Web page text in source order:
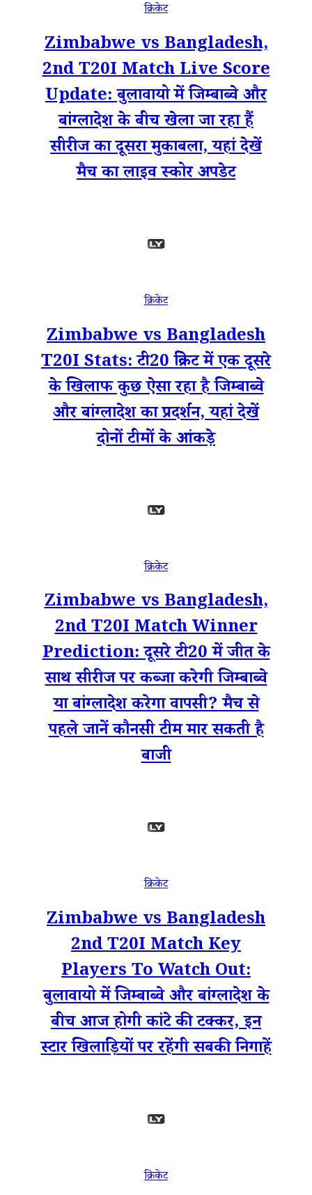
क्रिकेट
Zimbabwe vs Bangladesh,
2nd T20I Match Live Score
Update: बुलावायो में जिम्बाब्वे और
बांग्लादेश के बीच खेला जा रहा हैं
सीरीज का दूसरा मुकाबला, यहां देखें
मैच का लाइव स्कोर अपडेट
क्रिकेट
Zimbabwe vs Bangladesh
T20I Stats: टी20 क्रिकेट में एक दूसरे
के खिलाफ कुछ ऐसा रहा है जिम्बाब्वे
और बांग्लादेश का प्रदर्शन, यहां देखें
दोनों टीमों के आंकड़े
क्रिकेट
Zimbabwe vs Bangladesh,
2nd T20I Match Winner
Prediction: दूसरे टी20 में जीत के
साथ सीरीज पर कब्जा करेगी जिम्बाब्वे
या बांग्लादेश करेगा वापसी? मैच से
पहले जानें कौनसी टीम मार सकती है
बाजी
क्रिकेट
Zimbabwe vs Bangladesh
2nd T20I Match Key
Players To Watch Out:
बुलावायो में जिम्बाब्वे और बांग्लादेश के
बीच आज होगी कांटे की टक्कर, इन
स्टार खिलाड़ियों पर रहेंगी सबकी निगाहें
क्रिकेट